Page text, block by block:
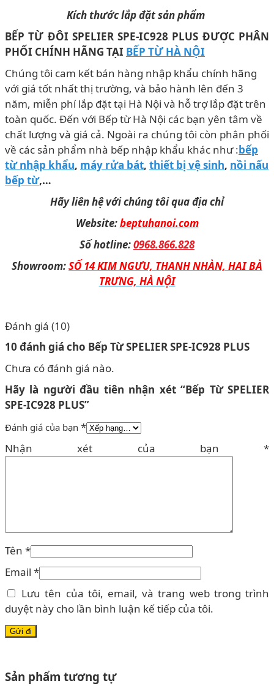
Kích thước lắp đặt sản phẩm
BẾP TỪ ĐÔI SPELIER SPE-IC928 PLUS ĐƯỢC PHÂN
PHỐI CHÍNH HÃNG TẠI BẾP TỪ HÀ NỘI
Chúng tôi cam kết bán hàng nhập khẩu chính hãng
với giá tốt nhất thị trường, và bảo hành lên đến 3
năm, miễn phí lắp đặt tại Hà Nội và hỗ trợ lắp đặt trên
toàn quốc. Đến với Bếp từ Hà Nội các bạn yên tâm về
chất lượng và giá cả. Ngoài ra chúng tôi còn phân phối
về các sản phẩm nhà bếp nhập khẩu khác như :bếp
từ nhập khẩu, máy rửa bát, thiết bị vệ sinh, nồi nấu
bếp từ,…
Hãy liên hệ với chúng tôi qua địa chỉ
Website:beptuhanoi.com
Số hotline:0968.866.828
Showroom:SỐ 14 KIM NGƯU, THANH NHÀN, HAI BÀ
TRƯNG, HÀ NỘI
Đánh giá (10)
10 đánh giá cho Bếp Từ SPELIER SPE-IC928 PLUS
Chưa có đánh giá nào.
Hãy là người đầu tiên nhận xét “Bếp Từ SPELIER
SPE-IC928 PLUS”
Đánh giá của bạn *
Nhận xét của bạn *
Tên *
Email *
Lưu tên của tôi, email, và trang web trong trình
duyệt này cho lần bình luận kế tiếp của tôi.
Sản phẩm tương tự